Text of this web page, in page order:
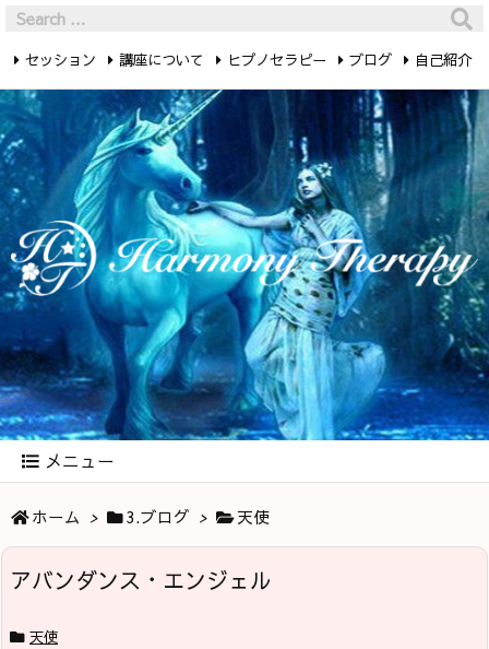
メニュー
セッション 講座について ヒプノセラピー ブログ 自己紹介
最新記事 お問い合わせ
ホーム > 3.ブログ > 天使
アバンダンス・エンジェル
天使